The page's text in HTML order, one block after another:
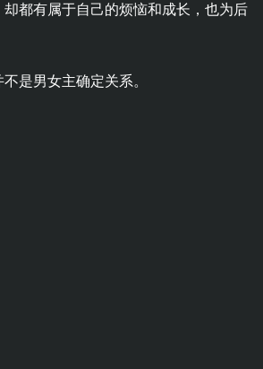
都有属于自己的烦恼和成长，也为后
是男女主确定关系。